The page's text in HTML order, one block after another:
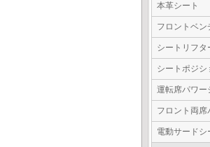
本革シート
フロントベン
シートリフタ
シートポジ
運転席パワー
フロント両席
電動サードシ